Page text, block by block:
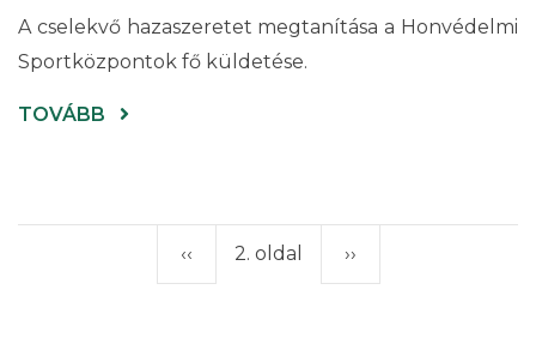
A cselekvő hazaszeretet megtanítása a Honvédelmi
Sportközpontok fő küldetése.
TOVÁBB
(SZEMERE
SZARVASI
HONVÉDELMI
SPORTKÖZPONTBAN)
Oldalszámozás
Előző
‹‹ 2. oldal Következő
››